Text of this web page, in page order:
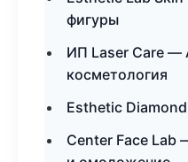
фигуры
ИП Laser Care —
косметология
Esthetic
Center Face Lab